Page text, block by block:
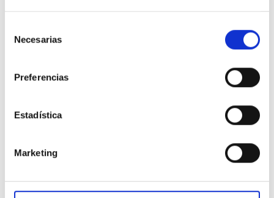
Necesarias
Preferencias
Estadística
Marketing